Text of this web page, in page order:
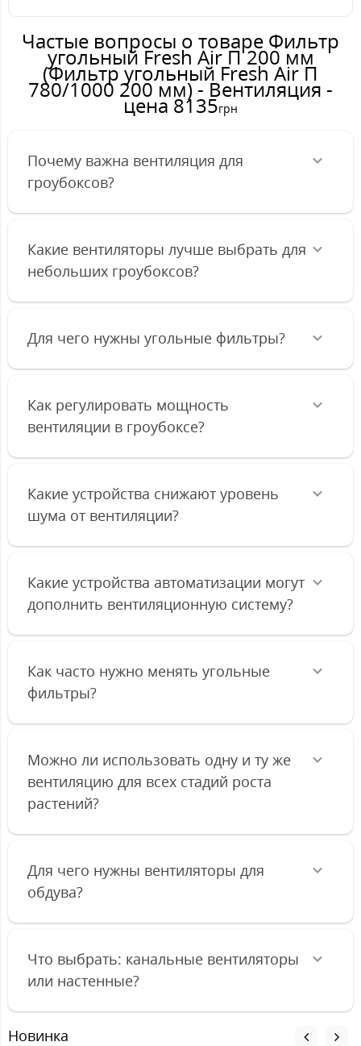
Частые вопросы о товаре Фильтр
угольный Fresh Air П 200 мм
(Фильтр угольный Fresh Air П
780/1000 200 мм) - Вентиляция -
цена 8135грн
Почему важна вентиляция для
гроубоксов?
Какие вентиляторы лучше выбрать для
небольших гроубоксов?
Для чего нужны угольные фильтры?
Как регулировать мощность
вентиляции в гроубоксе?
Какие устройства снижают уровень
шума от вентиляции?
Какие устройства автоматизации могут
дополнить вентиляционную систему?
Как часто нужно менять угольные
фильтры?
Можно ли использовать одну и ту же
вентиляцию для всех стадий роста
растений?
Для чего нужны вентиляторы для
обдува?
Что выбрать: канальные вентиляторы
или настенные?
Новинка